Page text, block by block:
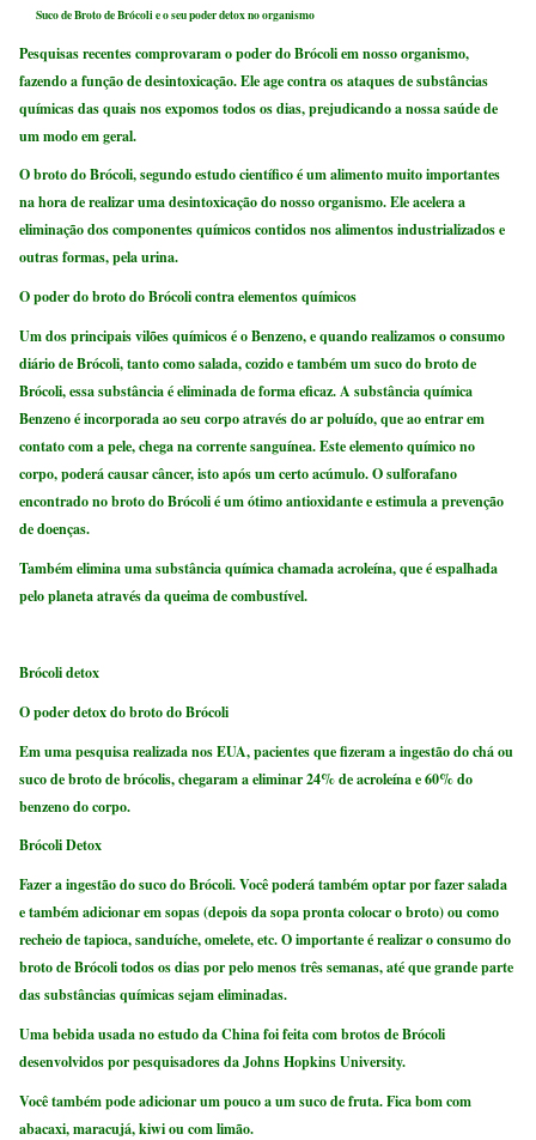
Suco de Broto de Brócoli e o seu poder detox no organismo
Pesquisas recentes comprovaram o poder do Brócoli em nosso organismo,
fazendo a função de desintoxicação. Ele age contra os ataques de substâncias
químicas das quais nos expomos todos os dias, prejudicando a nossa saúde de
um modo em geral.
O broto do Brócoli, segundo estudo científico é um alimento muito importantes
na hora de realizar uma desintoxicação do nosso organismo. Ele acelera a
eliminação dos componentes químicos contidos nos alimentos industrializados e
outras formas, pela urina.
O poder do broto do Brócoli contra elementos químicos
Um dos principais vilões químicos é o Benzeno, e quando realizamos o consumo
diário de Brócoli, tanto como salada, cozido e também um suco do broto de
Brócoli, essa substância é eliminada de forma eficaz. A substância química
Benzeno é incorporada ao seu corpo através do ar poluído, que ao entrar em
contato com a pele, chega na corrente sanguínea. Este elemento químico no
corpo, poderá causar câncer, isto após um certo acúmulo. O sulforafano
encontrado no broto do Brócoli é um ótimo antioxidante e estimula a prevenção
de doenças.
Também elimina uma substância química chamada acroleína, que é espalhada
pelo planeta através da queima de combustível.
Brócoli detox
O poder detox do broto do Brócoli
Em uma pesquisa realizada nos EUA, pacientes que fizeram a ingestão do chá ou
suco de broto de brócolis, chegaram a eliminar 24% de acroleína e 60% do
benzeno do corpo.
Brócoli Detox
Fazer a ingestão do suco do Brócoli. Você poderá também optar por fazer salada
e também adicionar em sopas (depois da sopa pronta colocar o broto) ou como
recheio de tapioca, sanduíche, omelete, etc. O importante é realizar o consumo do
broto de Brócoli todos os dias por pelo menos três semanas, até que grande parte
das substâncias químicas sejam eliminadas.
Uma bebida usada no estudo da China foi feita com brotos de Brócoli
desenvolvidos por pesquisadores da Johns Hopkins University.
Você também pode adicionar um pouco a um suco de fruta. Fica bom com
abacaxi, maracujá, kiwi ou com limão.